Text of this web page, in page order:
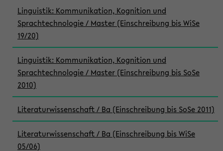
Linguistik: Kommunikation, Kognition und
Sprachtechnologie / Master (Einschreibung bis WiSe
19/20)
Linguistik: Kommunikation, Kognition und
Sprachtechnologie / Master (Einschreibung bis SoSe
2010)
Literaturwissenschaft / Ba (Einschreibung bis SoSe 2011)
Literaturwissenschaft / Ba (Einschreibung bis WiSe
05/06)